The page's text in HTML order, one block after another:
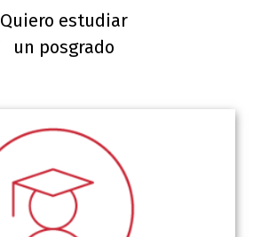
Quiero estudiar
un posgrado